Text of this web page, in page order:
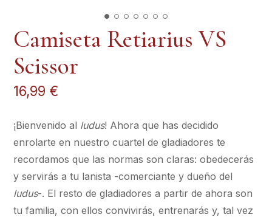
Camiseta Retiarius VS
Scissor
16,99 €
¡Bienvenido al ludus! Ahora que has decidido
enrolarte en nuestro cuartel de gladiadores te
recordamos que las normas son claras: obedecerás
y servirás a tu lanista -comerciante y dueño del
ludus-. El resto de gladiadores a partir de ahora son
tu familia, con ellos convivirás, entrenarás y, tal vez